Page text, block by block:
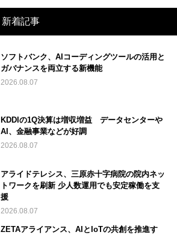
新着記事
ソフトバンク、AIコーディングツールの活用と
ガバナンスを両立する新機能
2026.08.07
KDDIの1Q決算は増収増益 データセンターや
AI、金融事業などが好調
2026.08.07
アライドテレシス、三原赤十字病院の院内ネッ
トワークを刷新 少人数運用でも安定稼働を支
援
2026.08.07
ZETAアライアンス、AIとIoTの共創を推進す